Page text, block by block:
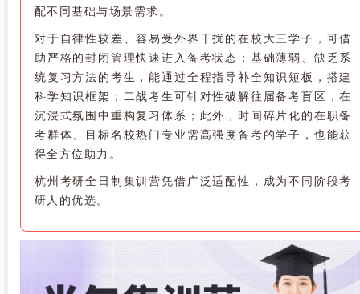
配不同基础与场景需求。
对于自律性较差、容易受外界干扰的在校大三学子，可借
助严格的封闭管理快速进入备考状态；基础薄弱、缺乏系
统复习方法的考生，能通过全程指导补全知识短板，搭建
科学知识框架；二战考生可针对性破解往届备考盲区，在
沉浸式氛围中重构复习体系；此外，时间碎片化的在职备
考群体、目标名校热门专业需高强度备考的学子，也能获
得全方位助力。
杭州考研全日制集训营凭借广泛适配性，成为不同阶段考
研人的优选。